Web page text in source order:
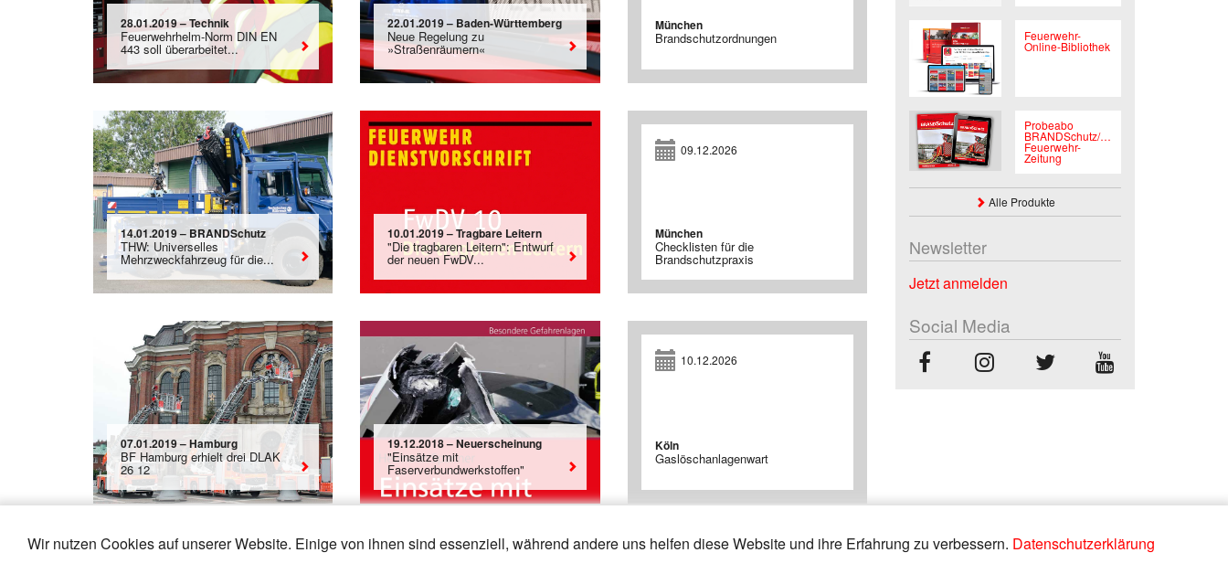
Wir nutzen Cookies auf unserer Website. Einige von ihnen sind essenziell, während andere uns helfen diese Website und ihre Erfahrung zu verbessern. Datenschutzerklärung
28.01.2019 – Technik
Feuerwehrhelm-Norm DIN EN
443 soll überarbeitet...
22.01.2019 – Baden-Württemberg
Neue Regelung zu
»Straßenräumern«
14.01.2019 – BRANDSchutz
THW: Universelles
Mehrzweckfahrzeug für die...
10.01.2019 – Tragbare Leitern
"Die tragbaren Leitern": Entwurf
der neuen FwDV...
07.01.2019 – Hamburg
BF Hamburg erhielt drei DLAK
26 12
19.12.2018 – Neuerscheinung
"Einsätze mit
Faserverbundwerkstoffen"
München
Brandschutzordnungen
09.12.2026
München
Checklisten für die
Brandschutzpraxis
10.12.2026
Köln
Gaslöschanlagenwart
Feuerwehr-
Online-Bibliothek
Probeabo
BRANDSchutz/Deutsche
Feuerwehr-
Zeitung
Alle Produkte
Newsletter
Jetzt anmelden
Social Media